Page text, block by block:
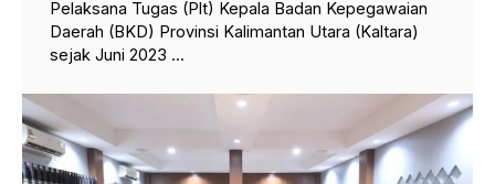
Pelaksana Tugas (Plt) Kepala Badan Kepegawaian
Daerah (BKD) Provinsi Kalimantan Utara (Kaltara)
sejak Juni 2023 ...